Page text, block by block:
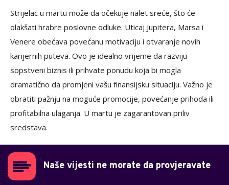
Strijelac u martu može da očekuje nalet sreće, što će
olakšati hrabre poslovne odluke. Uticaj Jupitera, Marsa i
Venere obećava povećanu motivaciju i otvaranje novih
karijernih puteva. Ovo je idealno vrijeme da razviju
sopstveni biznis ili prihvate ponudu koja bi mogla
dramatično da promjeni vašu finansijsku situaciju. Važno je
obratiti pažnju na moguće promocije, povećanje prihoda ili
profitabilna ulaganja. U martu je zagarantovan priliv
sredstava.
Naše vijesti ne morate da provjeravate